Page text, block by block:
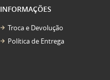
INFORMAÇÕES
Troca e Devolução
Política de Entrega